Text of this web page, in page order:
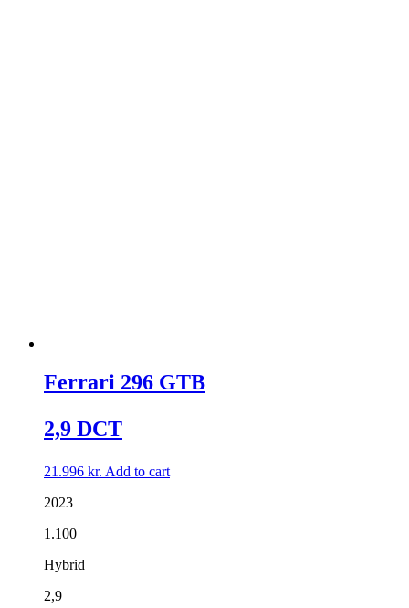
Ferrari 296 GTB
2,9 DCT
21.996 kr. Add to cart
2023
1.100
Hybrid
2,9